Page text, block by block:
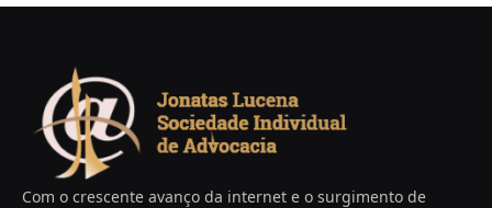
Com o crescente avanço da internet e o surgimento de